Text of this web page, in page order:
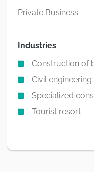
Private Business
Industries
Construction of
Civil engineering
Specialized
Tourist resort